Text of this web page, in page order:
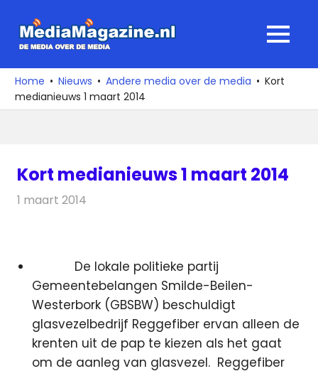
naar
media
over
de
MENU
Home Nieuws Andere media over de media
Kort
medianieuws 1 maart 2014
Kort medianieuws 1 maart 2014
1 maart 2014
De lokale politieke partij
Gemeentebelangen Smilde-Beilen-
Westerbork (GBSBW) beschuldigt
glasvezelbedrijf Reggefiber ervan alleen de
krenten uit de pap te kiezen als het gaat
om de aanleg van glasvezel. Reggefiber